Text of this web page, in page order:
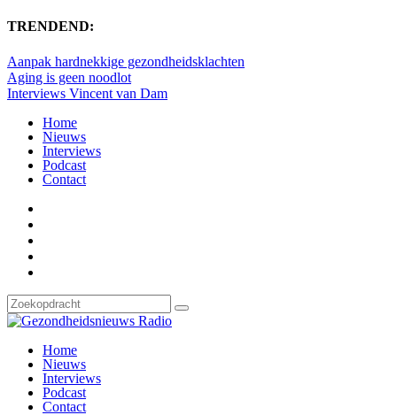
TRENDEND:
Aanpak hardnekkige gezondheidsklachten
Aging is geen noodlot
Interviews Vincent van Dam
Home
Nieuws
Interviews
Podcast
Contact
Home
Nieuws
Interviews
Podcast
Contact